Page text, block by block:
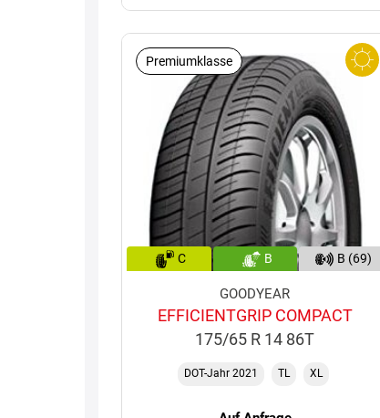
Premiumklasse
C B B (69)
GOODYEAR
EFFICIENTGRIP COMPACT
175/65 R 14 86T
DOT-Jahr 2021 TL XL